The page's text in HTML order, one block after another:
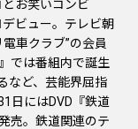
お笑いコンビ
ビュー。テレビ朝
車クラブ”の会員
では番組内で誕生
など、芸能界屈指
日にはDVD『鉄道
売。鉄道関連のテ